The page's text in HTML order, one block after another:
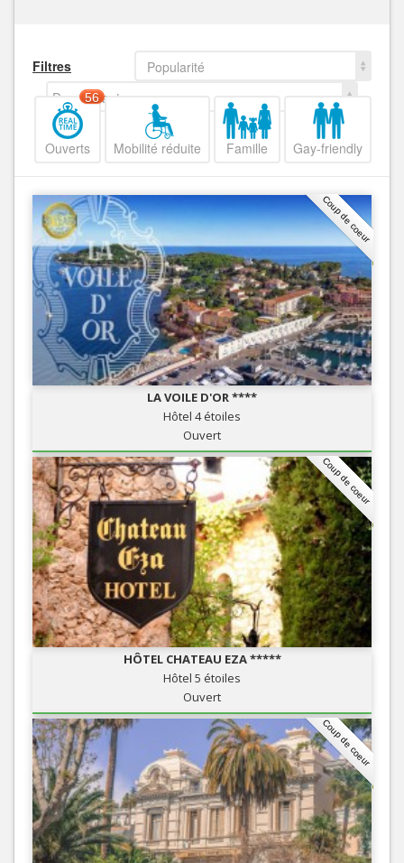
Filtres
Popularité
Decroissant
Ouverts
56
Mobilité réduite Famille Gay-friendly
Coup de coeur
LA VOILE D'OR ****
Hôtel 4 étoiles
Ouvert
Coup de coeur
HÔTEL CHATEAU EZA *****
Hôtel 5 étoiles
Ouvert
Coup de coeur